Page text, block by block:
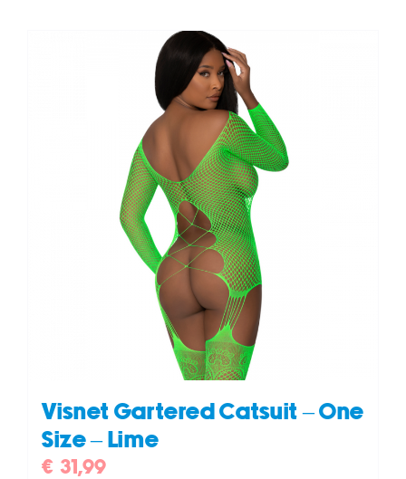
Visnet Gartered Catsuit – One
Size – Lime
€ 31,99